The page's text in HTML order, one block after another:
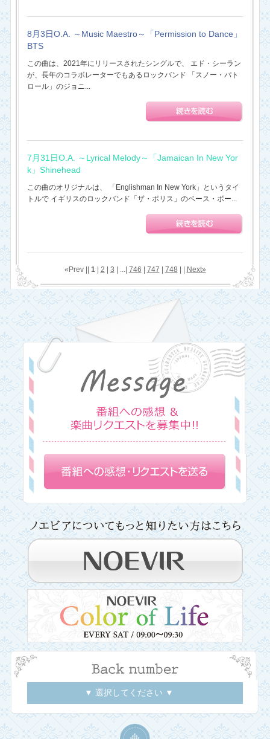
8月3日O.A. ～Music Maestro～「Permission to Dance」
BTS
この曲は、2021年にリリースされたシングルで、 エド・シーラン
が、長年のコラボレーターでもあるロックバンド 「スノー・パト
ロール」のジョニ...
7月31日O.A. ～Lyrical Melody～「Jamaican In New Yor
k」Shinehead
この曲のオリジナルは、 「Englishman In New York」というタイ
トルで イギリスのロックバンド「ザ・ポリス」のベース・ボー...
«Prev || 1| 2 3 | ...| 746 747 748 Next»